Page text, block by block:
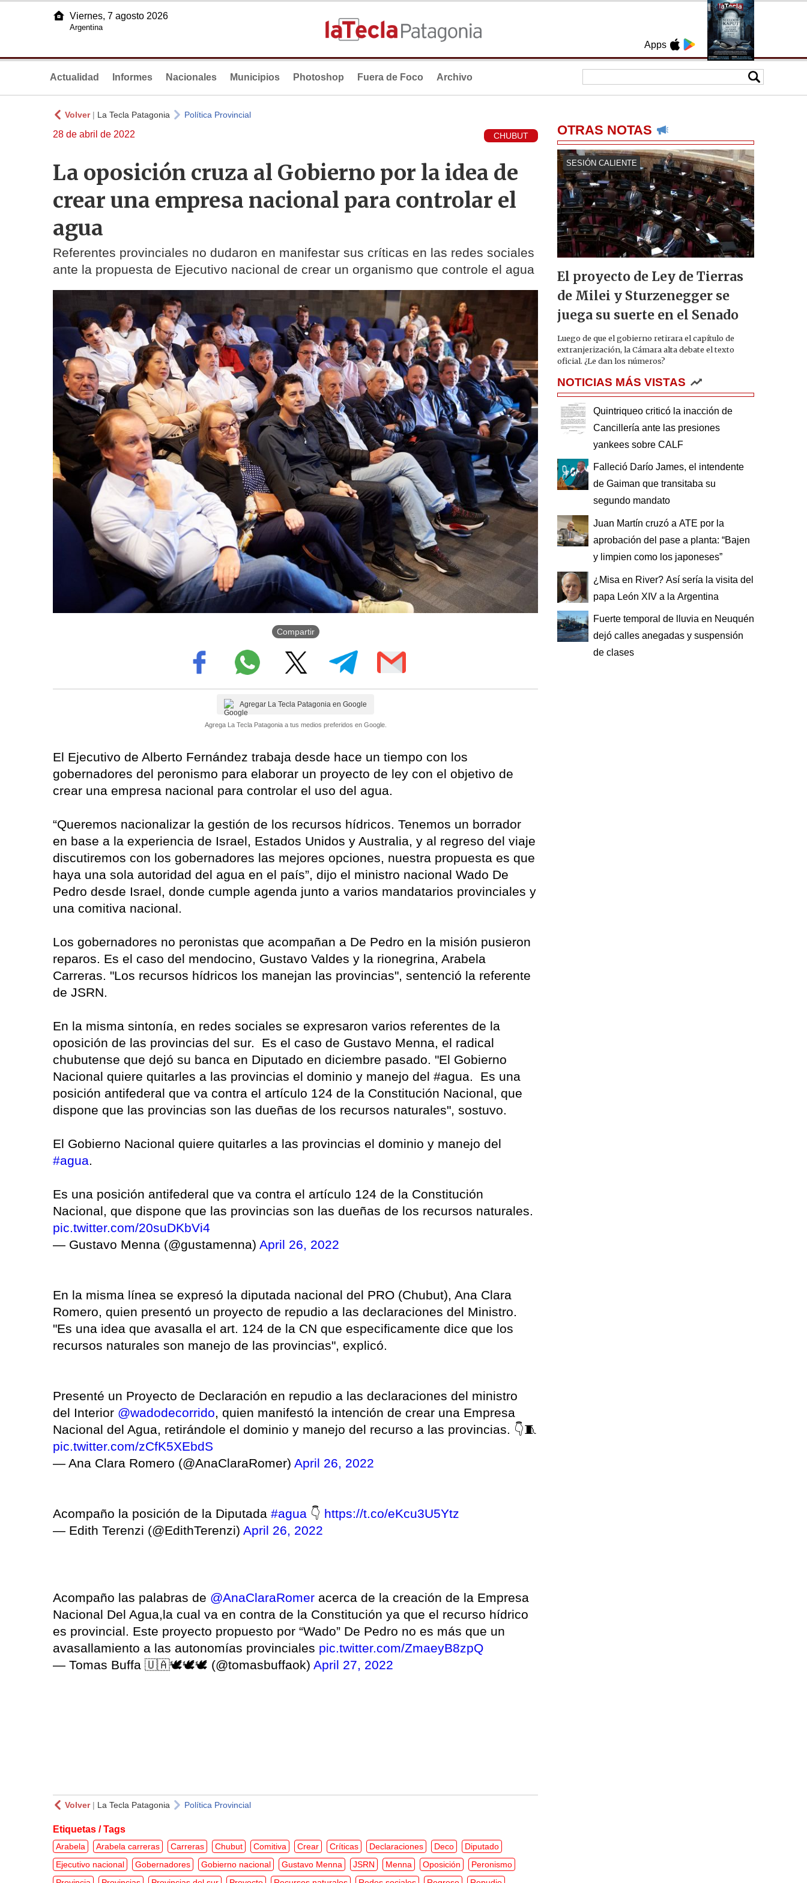
Apps
Viernes, 7 agosto 2026
Argentina
Actualidad Informes Nacionales Municipios Photoshop Fuera de Foco Archivo
Volver| La Tecla Patagonia Política Provincial
28 de abril de 2022 CHUBUT
La oposición cruza al Gobierno por la idea de
crear una empresa nacional para controlar el
agua
Referentes provinciales no dudaron en manifestar sus críticas en las redes sociales
ante la propuesta de Ejecutivo nacional de crear un organismo que controle el agua
Compartir
Agregar La Tecla Patagonia en Google
Agrega La Tecla Patagonia a tus medios preferidos en Google.
El Ejecutivo de Alberto Fernández trabaja desde hace un tiempo con los
gobernadores del peronismo para elaborar un proyecto de ley con el objetivo de
crear una empresa nacional para controlar el uso del agua.
“Queremos nacionalizar la gestión de los recursos hídricos. Tenemos un borrador
en base a la experiencia de Israel, Estados Unidos y Australia, y al regreso del viaje
discutiremos con los gobernadores las mejores opciones, nuestra propuesta es que
haya una sola autoridad del agua en el país”, dijo el ministro nacional Wado De
Pedro desde Israel, donde cumple agenda junto a varios mandatarios provinciales y
una comitiva nacional.
Los gobernadores no peronistas que acompañan a De Pedro en la misión pusieron
reparos. Es el caso del mendocino, Gustavo Valdes y la rionegrina, Arabela
Carreras. "Los recursos hídricos los manejan las provincias", sentenció la referente
de JSRN.
En la misma sintonía, en redes sociales se expresaron varios referentes de la
oposición de las provincias del sur. Es el caso de Gustavo Menna, el radical
chubutense que dejó su banca en Diputado en diciembre pasado. "El Gobierno
Nacional quiere quitarles a las provincias el dominio y manejo del #agua. Es una
posición antifederal que va contra el artículo 124 de la Constitución Nacional, que
dispone que las provincias son las dueñas de los recursos naturales", sostuvo.
El Gobierno Nacional quiere quitarles a las provincias el dominio y manejo del
#agua.
Es una posición antifederal que va contra el artículo 124 de la Constitución
Nacional, que dispone que las provincias son las dueñas de los recursos naturales.
pic.twitter.com/20suDKbVi4
— Gustavo Menna (@gustamenna) April 26, 2022
En la misma línea se expresó la diputada nacional del PRO (Chubut), Ana Clara
Romero, quien presentó un proyecto de repudio a las declaraciones del Ministro.
"Es una idea que avasalla el art. 124 de la CN que especificamente dice que los
recursos naturales son manejo de las provincias", explicó.
Presenté un Proyecto de Declaración en repudio a las declaraciones del ministro
del Interior @wadodecorrido, quien manifestó la intención de crear una Empresa
Nacional del Agua, retirándole el dominio y manejo del recurso a las provincias. 👇🧵
pic.twitter.com/zCfK5XEbdS
— Ana Clara Romero (@AnaClaraRomer) April 26, 2022
Acompaño la posición de la Diputada #agua 👇 https://t.co/eKcu3U5Ytz
— Edith Terenzi (@EdithTerenzi) April 26, 2022
Acompaño las palabras de @AnaClaraRomer acerca de la creación de la Empresa
Nacional Del Agua,la cual va en contra de la Constitución ya que el recurso hídrico
es provincial. Este proyecto propuesto por “Wado” De Pedro no es más que un
avasallamiento a las autonomías provinciales pic.twitter.com/ZmaeyB8zpQ
— Tomas Buffa 🇺🇦🕊🕊🕊 (@tomasbuffaok) April 27, 2022
Volver| La Tecla Patagonia Política Provincial
Etiquetas / Tags
Arabela Arabela carreras Carreras Chubut Comitiva Crear Críticas Declaraciones Deco
Diputado
Ejecutivo nacional
Gobernadores Gobierno nacional Gustavo Menna JSRN Menna Oposición
Peronismo
OTRAS NOTAS
SESIÓN CALIENTE
El proyecto de Ley de Tierras
de Milei y Sturzenegger se
juega su suerte en el Senado
Luego de que el gobierno retirara el capítulo de
extranjerización, la Cámara alta debate el texto
oficial. ¿Le dan los números?
NOTICIAS MÁS VISTAS
Quintriqueo criticó la inacción de
Cancillería ante las presiones
yankees sobre CALF
Falleció Darío James, el intendente
de Gaiman que transitaba su
segundo mandato
Juan Martín cruzó a ATE por la
aprobación del pase a planta: “Bajen
y limpien como los japoneses”
¿Misa en River? Así sería la visita del
papa León XIV a la Argentina
Fuerte temporal de lluvia en Neuquén
dejó calles anegadas y suspensión
de clases